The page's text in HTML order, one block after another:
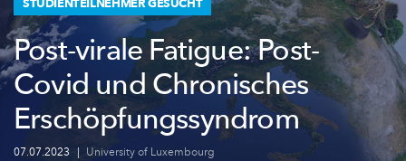
STUDIENTEILNEHMER GESUCHT
Post-virale Fatigue: Post-
Covid und Chronisches
Erschöpfungssyndrom
07.07.2023 | University of Luxembourg